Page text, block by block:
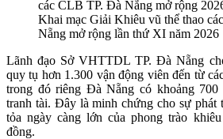
Khai mạc Giải Khiêu vũ thể thao
Nẵng mở rộng lần thứ XI năm 2026
Lãnh đạo Sở VHTTDL TP. Đà Nẵng
quy tụ hơn 1.300 vận động viên đến từ
trong đó riêng Đà Nẵng có khoảng 700
tranh tài. Đây là minh chứng cho sự phát
tỏa ngày càng lớn của phong trào
đồng.